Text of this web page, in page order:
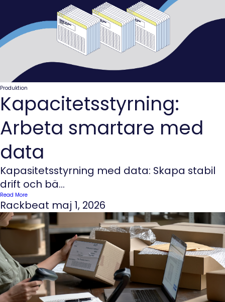
Produktion
Kapacitetsstyrning:
Arbeta smartare med
data
Kapasitetsstyrning med data: Skapa stabil
drift och bä...
Read More
Rackbeat maj 1, 2026